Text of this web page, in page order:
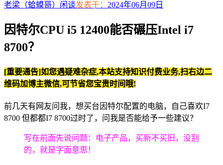
老梁（蛤蟆哥） 闲谈发表于： 2024年06月09日
因特尔CPU i5 12400能否碾压Intel i7
8700？
[重要通告]如您遇疑难杂症,本站支持知识付费业务,扫右边二
维码加博主微信,可节省您宝贵时间哦!
前几天有网友问我，想买台因特尔配置的电脑，自己喜欢I7
8700 但都都I7 8700过时了，问我是否能给予一些建议？
写在前面先说问题：电子产品，买新不买旧，没别
的，就是字面意思！